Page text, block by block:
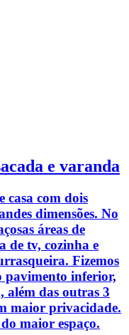
e varanda
casa com dois
dimensões. No
áreas de
de tv, cozinha e
Fizemos
pavimento inferior,
além das outras 3
maior privacidade.
maior espaço.